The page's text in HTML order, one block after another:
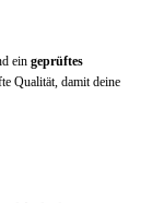
ein geprüftes
Qualität, damit deine